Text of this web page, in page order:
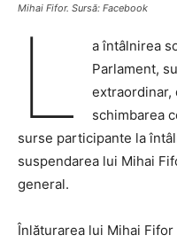
Mihai Fifor. Sursă: Facebook
L
a întâlnirea
Parlament,
extraordinar,
schimbarea
surse participante la
suspendarea lui Mihai
general.
Înlăturarea lui Mihai